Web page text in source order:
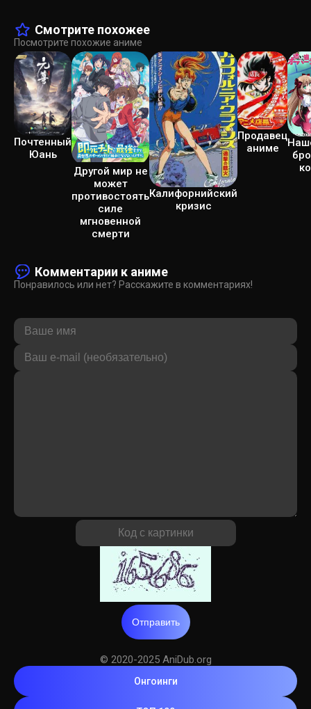
Смотрите похожее
Посмотрите похожие аниме
Почтенный
Юань
Другой мир не
может
противостоять
силе
мгновенной
смерти
Калифорнийский
кризис
Продавец
аниме
Комментарии к аниме
Понравилось или нет? Расскажите в комментариях!
Отправить
© 2020-2025 AniDub.org
Онгоинги